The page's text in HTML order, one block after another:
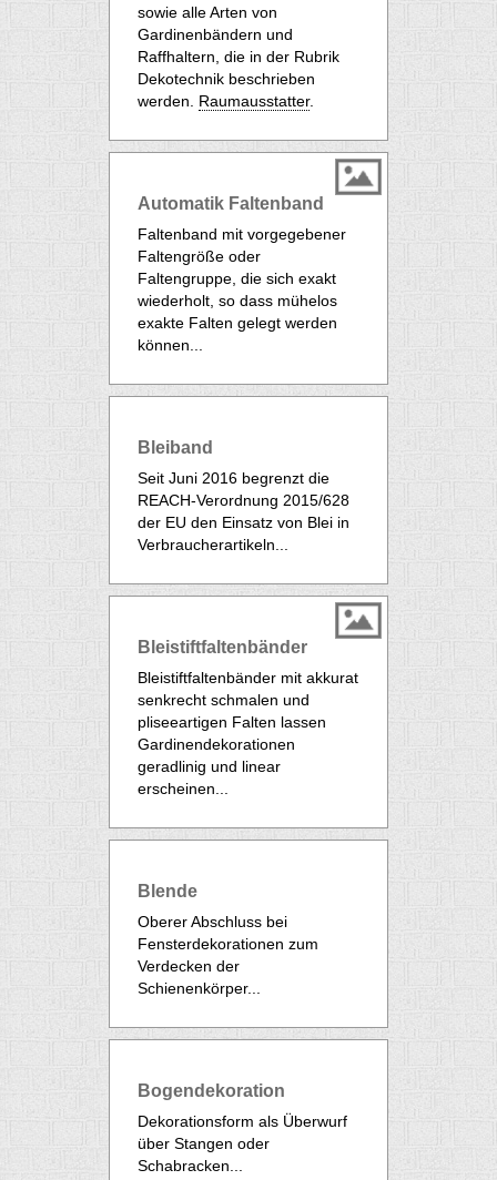
sowie alle Arten von
Gardinenbändern und
Raffhaltern, die in der Rubrik
Dekotechnik beschrieben
werden. Raumausstatter.
Automatik Faltenband
Faltenband mit vorgegebener
Faltengröße oder
Faltengruppe, die sich exakt
wiederholt, so dass mühelos
exakte Falten gelegt werden
können...
Bleiband
Seit Juni 2016 begrenzt die
REACH-Verordnung 2015/628
der EU den Einsatz von Blei in
Verbraucherartikeln...
Bleistiftfaltenbänder
Bleistiftfaltenbänder mit akkurat
senkrecht schmalen und
pliseeartigen Falten lassen
Gardinendekorationen
geradlinig und linear
erscheinen...
Blende
Oberer Abschluss bei
Fensterdekorationen zum
Verdecken der
Schienenkörper...
Bogendekoration
Dekorationsform als Überwurf
über Stangen oder
Schabracken...